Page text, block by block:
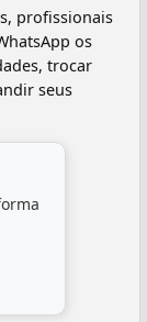
profissionais
os
trocar
seus